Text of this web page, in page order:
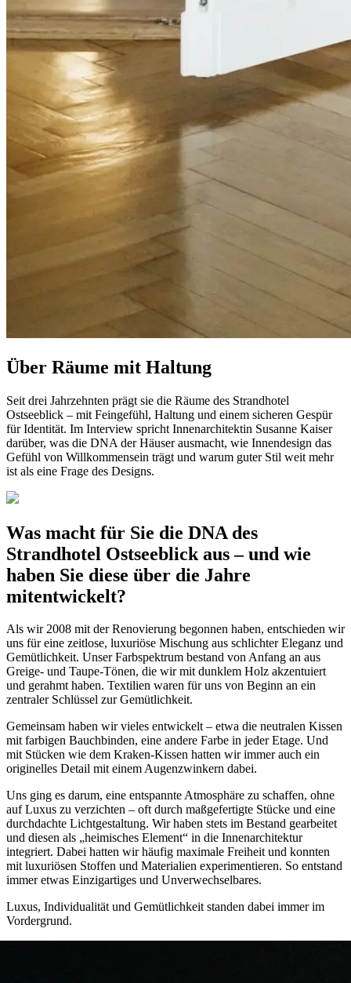
Über Räume mit Haltung
Seit drei Jahrzehnten prägt sie die Räume des Strandhotel
Ostseeblick – mit Feingefühl, Haltung und einem sicheren Gespür
für Identität. Im Interview spricht Innenarchitektin Susanne Kaiser
darüber, was die DNA der Häuser ausmacht, wie Innendesign das
Gefühl von Willkommensein trägt und warum guter Stil weit mehr
ist als eine Frage des Designs.
Was macht für Sie die DNA des
Strandhotel Ostseeblick aus – und wie
haben Sie diese über die Jahre
mitentwickelt?
Als wir 2008 mit der Renovierung begonnen haben, entschieden wir
uns für eine zeitlose, luxuriöse Mischung aus schlichter Eleganz und
Gemütlichkeit. Unser Farbspektrum bestand von Anfang an aus
Greige- und Taupe-Tönen, die wir mit dunklem Holz akzentuiert
und gerahmt haben. Textilien waren für uns von Beginn an ein
zentraler Schlüssel zur Gemütlichkeit.
Gemeinsam haben wir vieles entwickelt – etwa die neutralen Kissen
mit farbigen Bauchbinden, eine andere Farbe in jeder Etage. Und
mit Stücken wie dem Kraken-Kissen hatten wir immer auch ein
originelles Detail mit einem Augenzwinkern dabei.
Uns ging es darum, eine entspannte Atmosphäre zu schaffen, ohne
auf Luxus zu verzichten – oft durch maßgefertigte Stücke und eine
durchdachte Lichtgestaltung. Wir haben stets im Bestand gearbeitet
und diesen als „heimisches Element“ in die Innenarchitektur
integriert. Dabei hatten wir häufig maximale Freiheit und konnten
mit luxuriösen Stoffen und Materialien experimentieren. So entstand
immer etwas Einzigartiges und Unverwechselbares.
Luxus, Individualität und Gemütlichkeit standen dabei immer im
Vordergrund.